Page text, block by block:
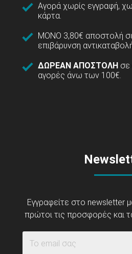
Αγορά χωρίς εγγραφή,
κάρτα.
ΜΟΝΟ 3,80€ αποστολή
επιβάρυνση
ΔΩΡΕΑΝ ΑΠΟΣΤΟΛΗ σε
αγορές άνω των 100€.
Εγγραφείτε στο newsletter
πρώτοι τις προσφορές και